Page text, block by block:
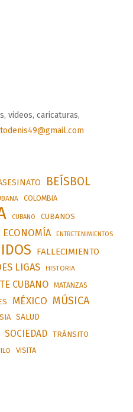
videos, caricaturas,
BEÍSBOL
COLOMBIA
CUBANO CUBANOS
ECONOMÍA ENTRETENIMIENTOS
FALLECIMIENTO
LIGAS HISTORIA
CUBANO MATANZAS
MÉXICO MÚSICA
SALUD
SOCIEDAD TRÁNSITO
VISITA